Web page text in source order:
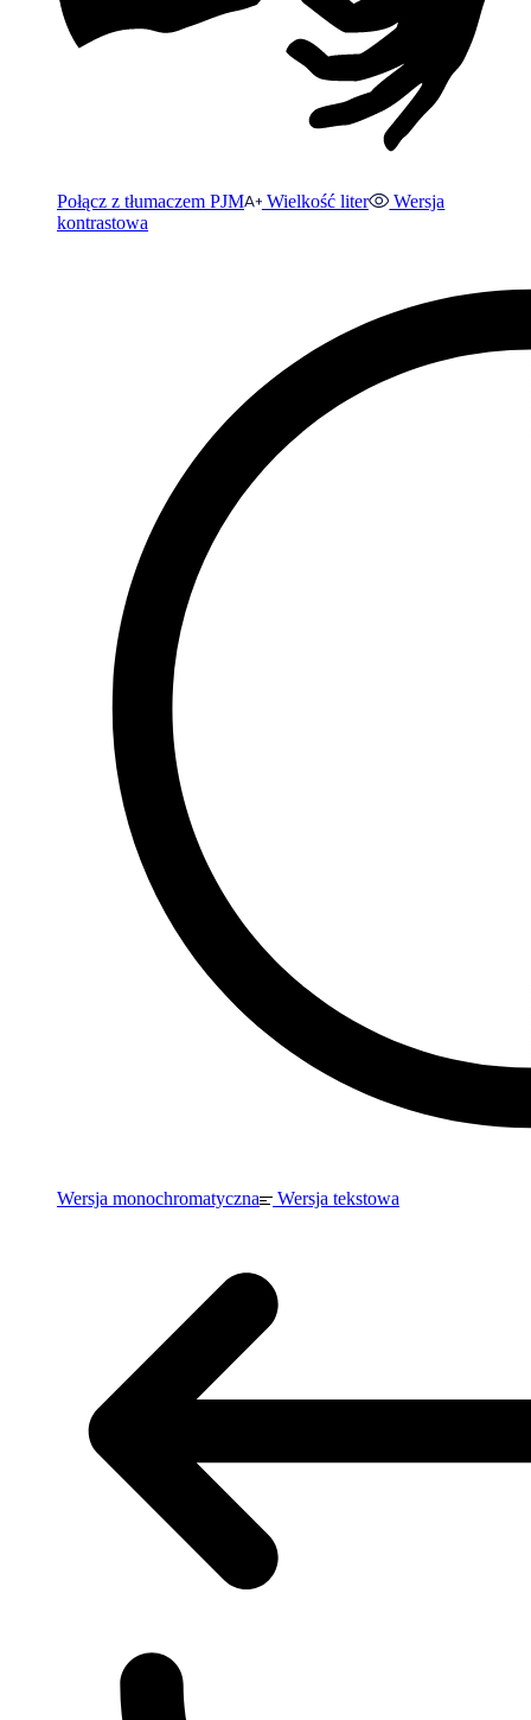
Połącz z tłumaczem PJM Wielkość liter
Wersja
kontrastowa
Wersja monochromatyczna Wersja tekstowa